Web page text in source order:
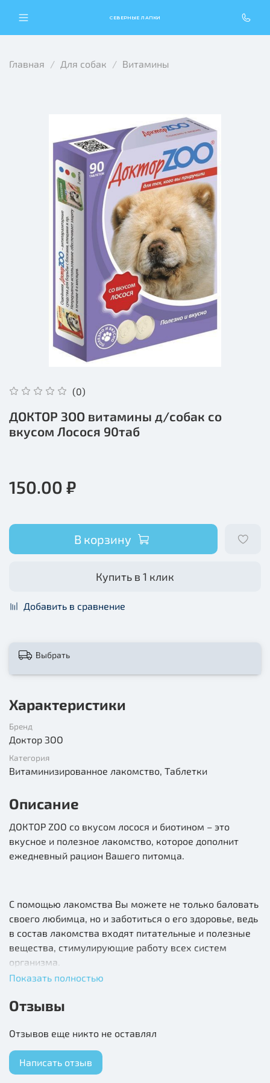
СЕВЕРНЫЕ ЛАПКИ
Главная Для собак Витамины
(0)
ДОКТОР ЗОО витамины д/собак со
вкусом Лосося 90таб
150.00 ₽
В корзину
Купить в 1 клик
Добавить в сравнение
Выбрать
Характеристики
Бренд
Доктор ЗОО
Категория
Витаминизированное лакомство, Таблетки
Описание
ДОКТОР ZOO со вкусом лосося и биотином – это
вкусное и полезное лакомство, которое дополнит
ежедневный рацион Вашего питомца.
С помощью лакомства Вы можете не только баловать
своего любимца, но и заботиться о его здоровье, ведь
в состав лакомства входят питательные и полезные
вещества, стимулирующие работу всех систем
организма.
Биотин (витамин Н) имеет огромное значение для
пышности, шелковистости и яркому цвету шерсти
животных, предотвращает воспаление кожи, делает
ее устойчивой к микроповреждениям. При недостатке
Показать полностью
Отзывы
Отзывов еще никто не оставлял
Написать отзыв